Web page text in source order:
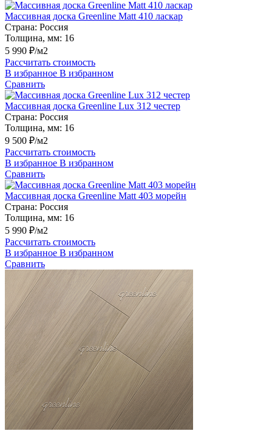
Массивная доска Greenline Matt 410 ласкар
Страна: Россия
Толщина, мм: 16
5 990 ₽/м2
Рассчитать стоимость
В избранное В избранном
Сравнить
Массивная доска Greenline Lux 312 честер
Страна: Россия
Толщина, мм: 16
9 500 ₽/м2
Рассчитать стоимость
В избранное В избранном
Сравнить
Массивная доска Greenline Matt 403 морейн
Страна: Россия
Толщина, мм: 16
5 990 ₽/м2
Рассчитать стоимость
В избранное В избранном
Сравнить